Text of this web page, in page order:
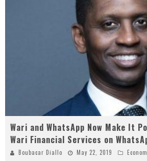
Wari and WhatsApp Now Make It
Wari Financial Services on
Boubacar Diallo May 22, 2019